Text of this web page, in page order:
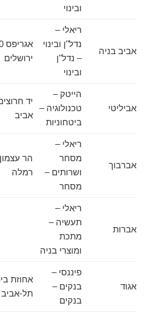
ובינוי
אביב בניה
ריאלי –
נדל"ן ובינוי
– נדל"ן
ובינוי
אגריפס 40,
ירושלים
אביליטי
הייטק –
טכנולוגיה –
ביטחוניות
אביב
אברבוך
ריאלי –
מסחר
ושרותים –
מסחר
רמלה
אברות
ריאלי –
תעשיה –
מתכת
ומוצרי בניה
אגוד
פיננסי –
בנקים –
בנקים
תל-אביב